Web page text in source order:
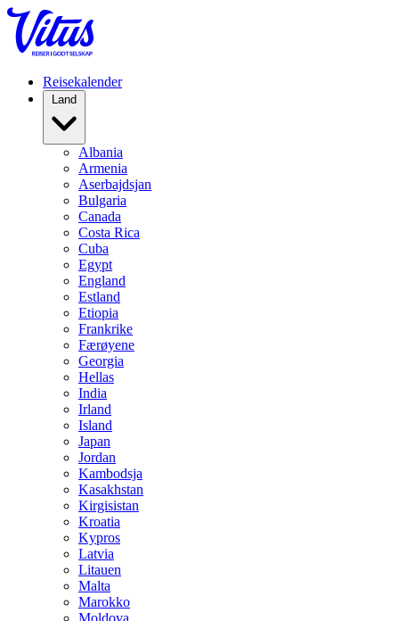
Reisekalender
Albania
Armenia
Aserbajdsjan
Bulgaria
Canada
Costa Rica
Cuba
Egypt
England
Estland
Etiopia
Frankrike
Færøyene
Georgia
Hellas
India
Irland
Island
Japan
Jordan
Kambodsja
Kasakhstan
Kirgisistan
Kroatia
Kypros
Latvia
Litauen
Malta
Marokko
Moldova